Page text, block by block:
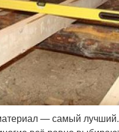
— самый